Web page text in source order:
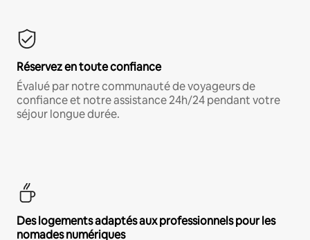
Réservez en toute confiance
Évalué par notre communauté de voyageurs de
confiance et notre assistance 24h/24 pendant votre
séjour longue durée.
Des logements adaptés aux professionnels pour les
nomades numériques